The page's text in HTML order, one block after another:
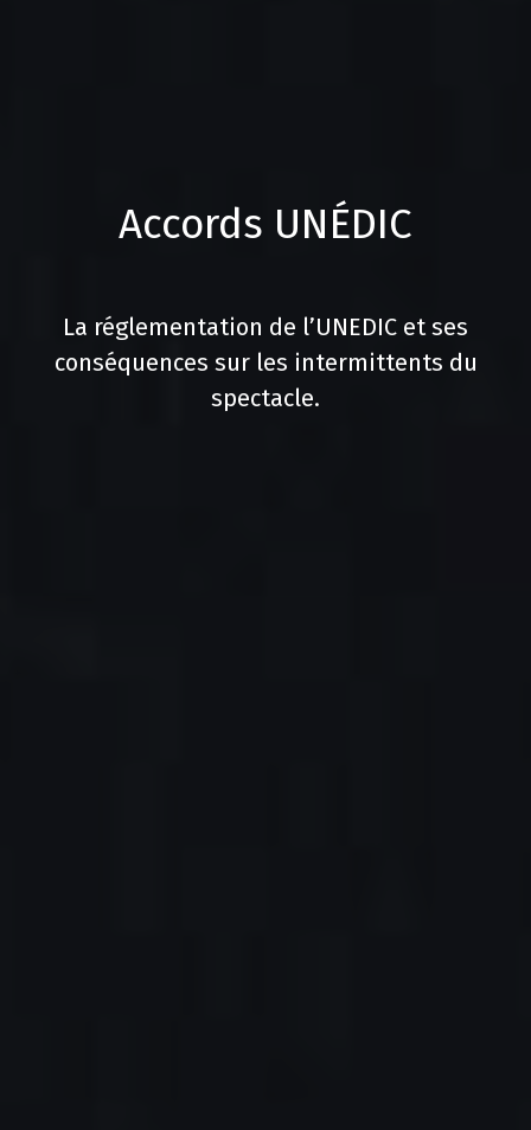
Accords UNÉDIC
La réglementation de l’UNEDIC et ses
conséquences sur les intermittents du
spectacle.